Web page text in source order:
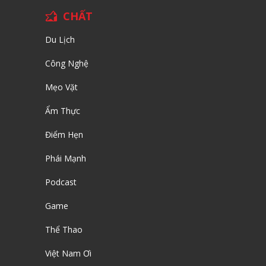
CHẤT
Du Lịch
Công Nghệ
Mẹo Vặt
Ẩm Thực
Điểm Hẹn
Phái Mạnh
Podcast
Game
Thể Thao
Việt Nam Ơi